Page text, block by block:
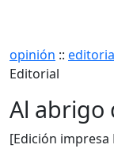
opinión ::
Editorial
Al abrigo
[Edición impresa